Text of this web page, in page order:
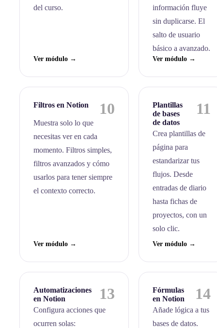
del curso.
Ver módulo →
información fluye
sin duplicarse. El
salto de usuario
básico a avanzado.
Ver módulo →
Filtros en Notion 10
Muestra solo lo que
necesitas ver en cada
momento. Filtros simples,
filtros avanzados y cómo
usarlos para tener siempre
el contexto correcto.
Ver módulo →
Plantillas
de bases
de datos
11
Crea plantillas de
página para
estandarizar tus
flujos. Desde
entradas de diario
hasta fichas de
proyectos, con un
solo clic.
Ver módulo →
Automatizaciones
en Notion
13
Configura acciones que
ocurren solas:
Fórmulas
en Notion
14
Añade lógica a tus
bases de datos.